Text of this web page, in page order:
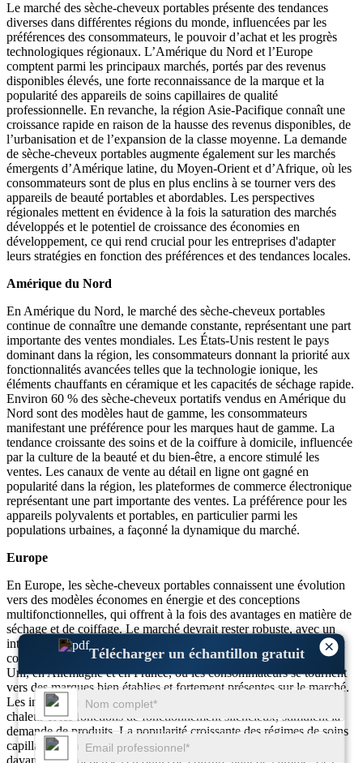
×
Télécharger un échantillon gratuit
Le marché des sèche-cheveux portables présente des tendances
diverses dans différentes régions du monde, influencées par les
préférences des consommateurs, le pouvoir d’achat et les progrès
technologiques régionaux. L’Amérique du Nord et l’Europe
comptent parmi les principaux marchés, portés par des revenus
disponibles élevés, une forte reconnaissance de la marque et la
popularité des appareils de soins capillaires de qualité
professionnelle. En revanche, la région Asie-Pacifique connaît une
croissance rapide en raison de la hausse des revenus disponibles, de
l’urbanisation et de l’expansion de la classe moyenne. La demande
de sèche-cheveux portables augmente également sur les marchés
émergents d’Amérique latine, du Moyen-Orient et d’Afrique, où les
consommateurs sont de plus en plus enclins à se tourner vers des
appareils de beauté portables et abordables. Les perspectives
régionales mettent en évidence à la fois la saturation des marchés
développés et le potentiel de croissance des économies en
développement, ce qui rend crucial pour les entreprises d'adapter
leurs stratégies en fonction des préférences et des tendances locales.
Amérique du Nord
En Amérique du Nord, le marché des sèche-cheveux portables
continue de connaître une demande constante, représentant une part
importante des ventes mondiales. Les États-Unis restent le pays
dominant dans la région, les consommateurs donnant la priorité aux
fonctionnalités avancées telles que la technologie ionique, les
éléments chauffants en céramique et les capacités de séchage rapide.
Environ 60 % des sèche-cheveux portatifs vendus en Amérique du
Nord sont des modèles haut de gamme, les consommateurs
manifestant une préférence pour les marques haut de gamme. La
tendance croissante des soins et de la coiffure à domicile, influencée
par la culture de la beauté et du bien-être, a encore stimulé les
ventes. Les canaux de vente au détail en ligne ont gagné en
popularité dans la région, les plateformes de commerce électronique
représentant une part importante des ventes. La préférence pour les
appareils polyvalents et portables, en particulier parmi les
populations urbaines, a façonné la dynamique du marché.
Europe
En Europe, les sèche-cheveux portables connaissent une évolution
vers des modèles économes en énergie et des conceptions
multifonctionnelles, qui offrent à la fois des avantages en matière de
séchage et de coiffage. Le marché devrait rester robuste, avec un
intérêt croissant des consommateurs pour les appareils compacts et
conviviaux. Environ 50 % du marché est concentré au Royaume-
Uni, en Allemagne et en France, où les consommateurs se tournent
vers des marques bien établies et fortement présentes sur le marché.
Les innovations technologiques, telles que la protection contre la
chaleur et les fonctions de fonctionnement silencieux, stimulent la
demande de produits. La popularité croissante des régimes de soins
capillaires dans des pays comme la France et l’Italie a encouragé
davantage de dépenses en outils de coiffure haut de gamme. Les